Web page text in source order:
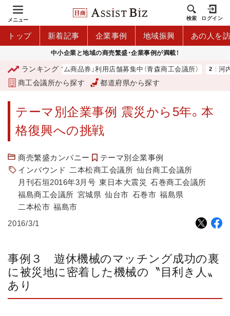
メニュー 検索 ログイン
トップ 新着記事 企業事例 地域振興 あの人を
中小企業と地域の商売繁盛・企業事例が満載！
ランキング
森市プレミアム商品券」利用店舗募集中（青森商工会議所） 河内 大和
商工会議所から探す 都道府県から探す
テーマ別企業事例 震災から5年。本
格復興への挑戦
商売繁盛カンパニー
テーマ別企業事例
インバウンド
二本松商工会議所 仙台商工会議所
月刊石垣2016年3月号 東日本大震災 石巻商工会議所
福島商工会議所 宮城県 仙台市 石巻市 福島県
二本松市 福島市
2016/3/1
事例３ 遊休機械のマッチング成功の裏
に被災地に密着した機械の〝目利き人〟
あり